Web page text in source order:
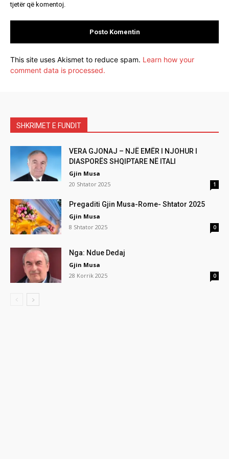
tjetër që komentoj.
This site uses Akismet to reduce spam. Learn how your
comment data is processed.
SHKRIMET E FUNDIT
VERA GJONAJ – NJË EMËR I NJOHUR I
DIASPORËS SHQIPTARE NË ITALI
Gjin Musa
20 Shtator 2025
1
Pregaditi Gjin Musa-Rome- Shtator 2025
Gjin Musa
8 Shtator 2025
0
Nga: Ndue Dedaj
Gjin Musa
28 Korrik 2025
0